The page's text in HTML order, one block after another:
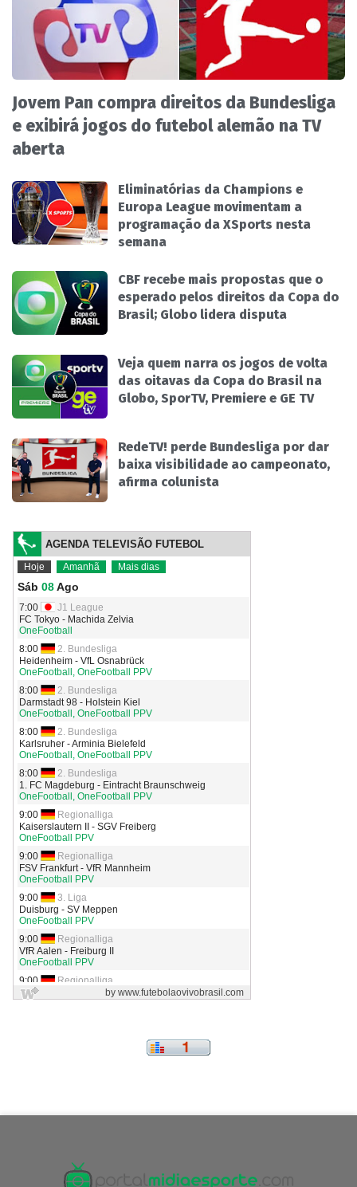
Jovem Pan compra direitos da Bundesliga
e exibirá jogos do futebol alemão na TV
aberta
Eliminatórias da Champions e
Europa League movimentam a
programação da XSports nesta
semana
CBF recebe mais propostas que o
esperado pelos direitos da Copa do
Brasil; Globo lidera disputa
Veja quem narra os jogos de volta
das oitavas da Copa do Brasil na
Globo, SporTV, Premiere e GE TV
RedeTV! perde Bundesliga por dar
baixa visibilidade ao campeonato,
afirma colunista